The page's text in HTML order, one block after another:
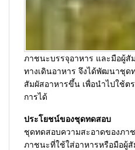
ภาชนะบรรจุอาหาร และมือผู้สั
ทางเดินอาหาร จึงได้พัฒนาชุ
สัมผัสอาหารขึ้น เพื่อนำไปใช้
การได้
ประโยชน์ของชุดทดสอบ
ชุดทดสอบความสะอาดของภา
ภาชนะที่ใช้ใส่อาหารหรือมือผู้